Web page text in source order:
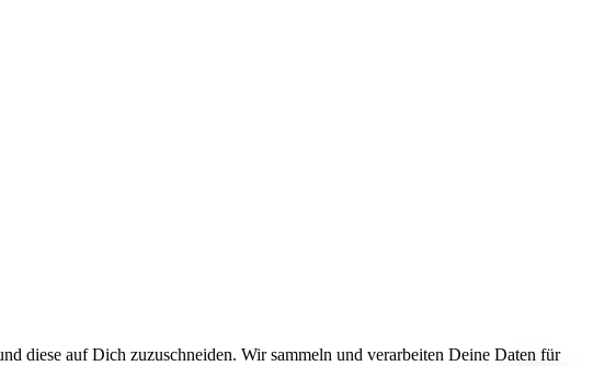
diese auf Dich zuzuschneiden. Wir sammeln und verarbeiten Deine Daten für